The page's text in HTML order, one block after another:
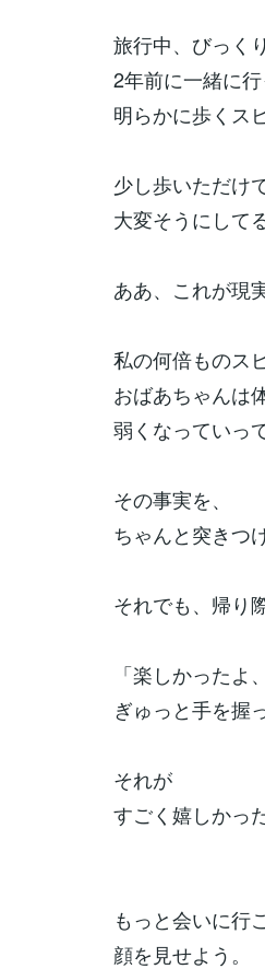
旅行中、びっく
2年前に一緒に行
明らかに歩くス
少し歩いただけ
大変そうにして
ああ、これが現
私の何倍ものス
おばあちゃんは
弱くなっていっ
その事実を、
ちゃんと突きつ
それでも、帰り際
「楽しかったよ
ぎゅっと手を握
それが
すごく嬉しかった
もっと会いに行
顔を見せよう。